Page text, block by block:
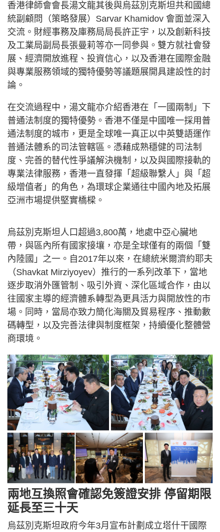
香港律師會會長湯文龍其後與烏茲別克斯坦共和國總
統副顧問（策略發展）Sarvar Khamidov 會面並深入
交流。財經事務及庫務局局長許正宇，以及創新科技
及工業局副局長張曼莉等亦一同參與。雙方就社會發
展、經濟開放進程、投資信心，以及香港在國際金融
與專業服務領域的獨特優勢等議題展開具建設性的討
論。
在交流過程中，湯文龍亦介紹香港在「一國兩制」下
普通法制度的獨特優勢。香港不僅是中國唯一採用普
通法制度的城市，更是全球唯一真正以中英雙語運作
普通法體系的司法管轄區。憑藉成熟穩健的司法制
度、完善的替代性爭議解決機制，以及與國際接軌的
專業法律服務，香港一直發揮「超級聯繫人」與「超
級增值者」的角色，為環球企業通往中國內地及拓展
亞洲市場提供堅實橋樑。
烏茲別克斯坦人口超過3,800萬，地處中亞心臟地
帶，與區內所有國家接壤，亦是全球僅有的兩個「雙
內陸國」之一。自2017年以來，在總統米爾濟約耶夫
（Shavkat Mirziyoyev）推行的一系列改革下，當地
逐步取消外匯管制、吸引外資、深化區域合作，由以
往國家主導的經濟體系轉型為更具活力與開放性的市
場。同時，當局亦致力簡化海關及貿易程序、推動數
碼轉型，以及完善法律與制度框架，持續優化整體營
商環境。
兩地互換照會確認免簽證安排 停留期限
延長至三十天
烏茲別克斯坦政府今年3月宣布計劃成立塔什干國際